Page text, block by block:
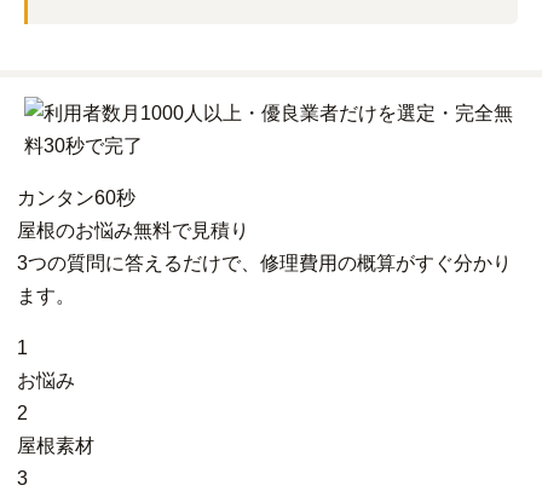
カンタン60秒
屋根のお悩み無料で見積り
3つの質問に答えるだけで、修理費用の概算がすぐ分かり
ます。
1
お悩み
2
屋根素材
3